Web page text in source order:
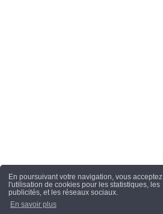
En poursuivant votre navigation, vous acceptez
l'utilisation de cookies pour les statistiques, les
publicités, et les réseaux sociaux.
En savoir plus